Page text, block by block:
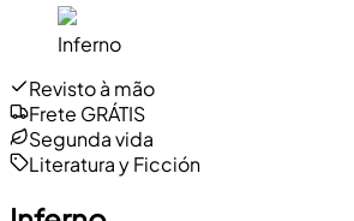
Inferno
Revisto à mão
Frete GRÁTIS
Segunda vida
Literatura y Ficción